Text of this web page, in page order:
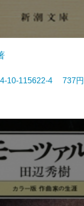
10-115622-4 737